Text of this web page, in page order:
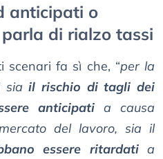
anticipati o
parla di rialzo tassi
scenari fa sì che, “per la
siail rischio di tagli dei
anticipatia causa
del lavoro, sia il
essere ritardatia